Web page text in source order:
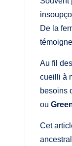
De la
Au fil
cueilli à
besoins
ou
Cet